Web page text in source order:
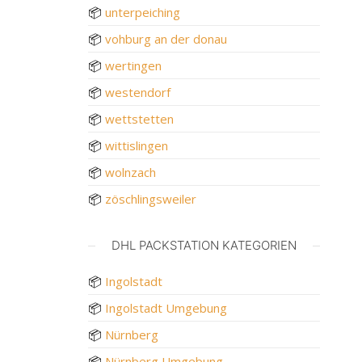
📦 unterpeiching
📦 vohburg an der donau
📦 wertingen
📦 westendorf
📦 wettstetten
📦 wittislingen
📦 wolnzach
📦 zöschlingsweiler
DHL PACKSTATION KATEGORIEN
📦 Ingolstadt
📦 Ingolstadt Umgebung
📦 Nürnberg